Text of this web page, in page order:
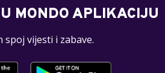
MONDO APLIKACIJU
spoj vijesti i zabave.